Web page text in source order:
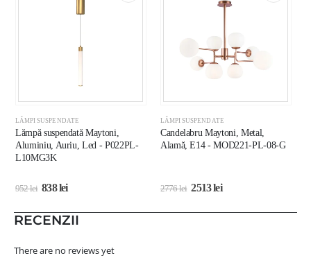
LĂMPI SUSPENDATE
Lămpă suspendată Maytoni,
Aluminiu, Auriu, Led - P022PL-
L10MG3K
952lei 838lei
LĂMPI SUSPENDATE
Candelabru Maytoni, Metal,
Alamă, E14 - MOD221-PL-08-G
2776lei 2513lei
RECENZII
There are no reviews yet